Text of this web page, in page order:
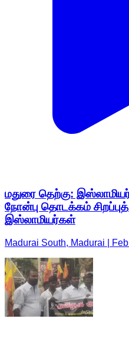
மதுரை தெற்கு:
நோன்பு தொடக்கம்
இஸ்லாமியர்கள்
Madurai South, Madurai |